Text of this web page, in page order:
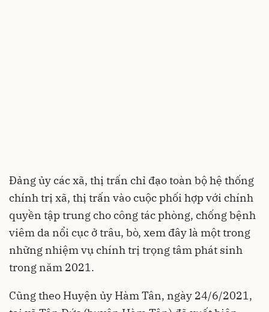
Đảng ủy các xã, thị trấn chỉ đạo toàn bộ hệ thống
chính trị xã, thị trấn vào cuộc phối hợp với chính
quyền tập trung cho công tác phòng, chống bệnh
viêm da nổi cục ở trâu, bò, xem đây là một trong
những nhiệm vụ chính trị trọng tâm phát sinh
trong năm 2021.
Cũng theo Huyện ủy Hàm Tân, ngày 24/6/2021,